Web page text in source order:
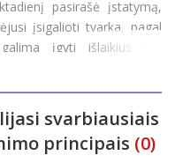
pasirašė įstatymą,
įsigalioti tvarka, pagal
įgyti išlaikius tris
tai penktadienį patvirtino
svarbiausiais
principais (0)